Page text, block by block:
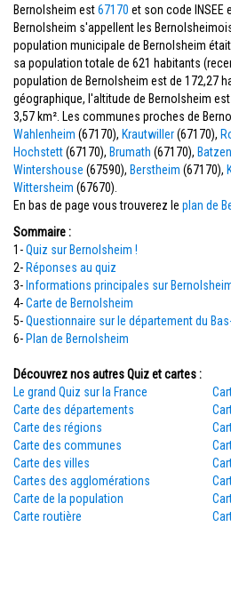
Bernolsheim est67170 et son code INSEE
Bernolsheim s'appellent les
population municipale de Bernolsheim
sa population totale de 621 habitants
population de Bernolsheim est de 172,27
géographique, l'altitude de Bernolsheim
3,57 km². Les communes proches de
Wahlenheim (67170), Krautwiller(67170),
Hochstett(67170), Brumath (67170),
Wintershouse (67590), Berstheim (67170),
Wittersheim (67670).
En bas de page vous trouverez le plan de
Sommaire :
1-Quiz sur Bernolsheim !
2- Réponses au quiz
3- Informations principales sur
4-Carte de Bernolsheim
5-Questionnaire sur le département du
6- Plan de Bernolsheim
Découvrez nos autres Quiz et cartes :
Le grand Quiz sur la France
Carte des départements
Carte des régions
Carte des communes
Carte des villes
Cartes des agglomérations
Carte de la population
Carte routière